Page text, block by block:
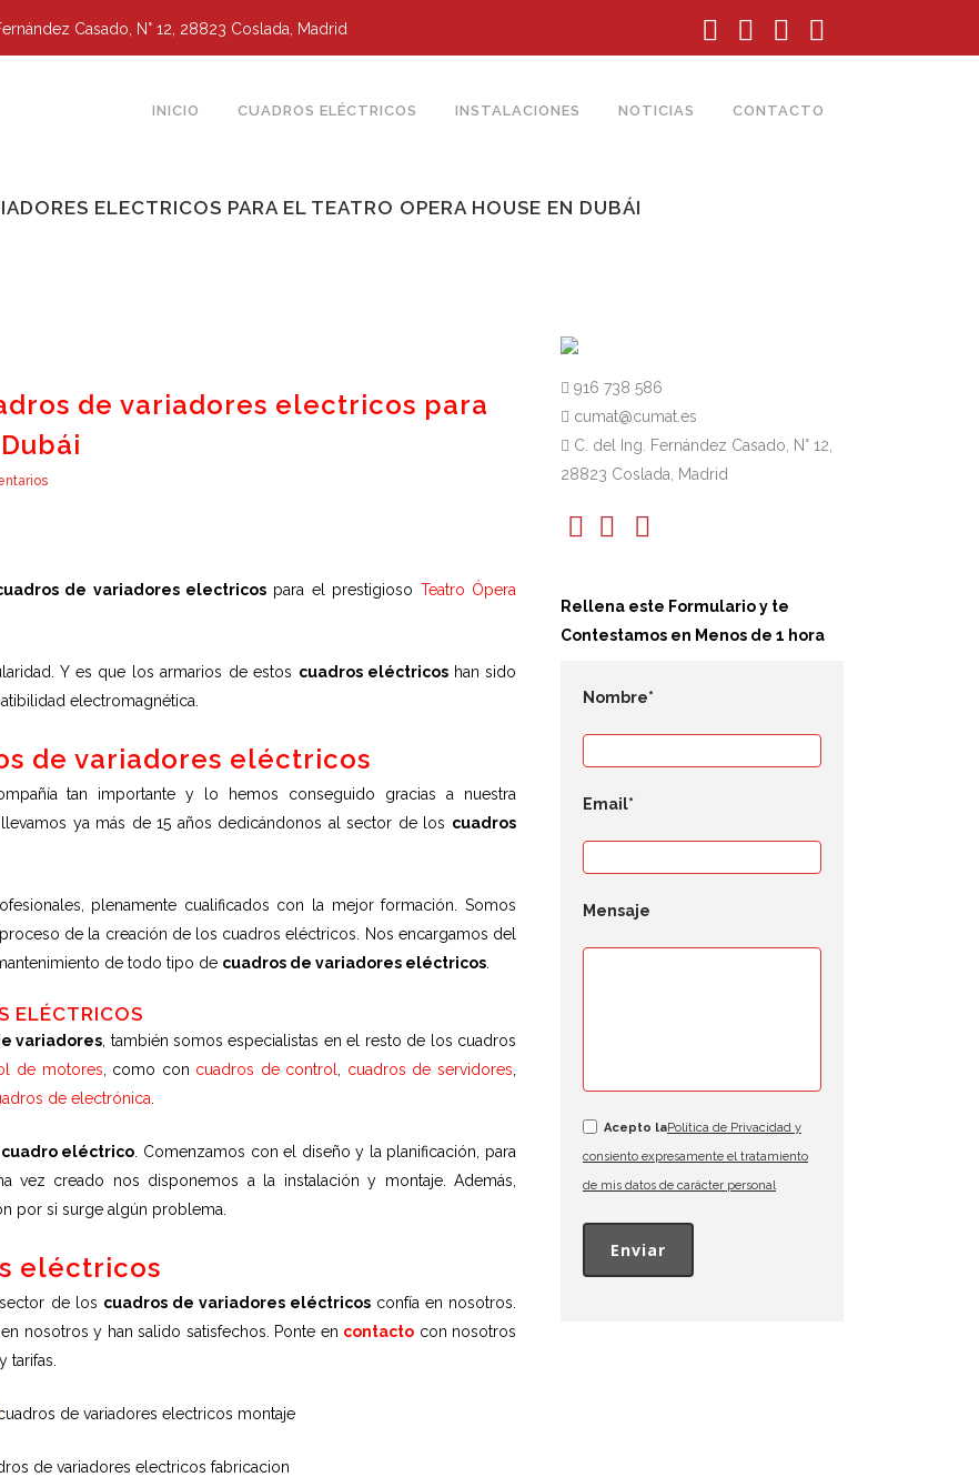
Casado, N° 12, 28823 Coslada, Madrid
INICIO CUADROS ELÉCTRICOS INSTALACIONES NOTICIAS CONTACTO
ELECTRICOS PARA EL TEATRO OPERA HOUSE EN DUBÁI
de variadores electricos para
de variadores electricospara el prestigioso Teatro Ópera
Y es que los armarios de estos cuadros eléctricos han sido
electromagnética.
de variadores eléctricos
tan importante y lo hemos conseguido gracias a nuestra
llevamos ya más de 15 años dedicándonos al sector de los cuadros
plenamente cualificados con la mejor formación. Somos
de la creación de los cuadros eléctricos. Nos encargamos del
de todo tipo de cuadros de variadores eléctricos
ELÉCTRICOS
variadores , también somos especialistas en el resto de los cuadros
de motores , como con cuadros de control cuadros de servidores
de electrónica
cuadro eléctrico . Comenzamos con el diseño y la planificación, para
vez creado nos disponemos a la instalación y montaje. Además,
por si surge algún problema.
eléctricos
de los cuadros de variadores eléctricosconfía en nosotros.
nosotros y han salido satisfechos. Ponte en contacto con nosotros
tarifas.
916 738 586
cumat@cumat.es
C. del Ing. Fernández Casado, N° 12,
28823 Coslada, Madrid
Rellena este Formulario y te
Contestamos en Menos de 1 hora
Nombre*
Email*
Mensaje
Acepto laPolítica de Privacidad y
consiento expresamente el tratamiento
de mis datos de carácter personal